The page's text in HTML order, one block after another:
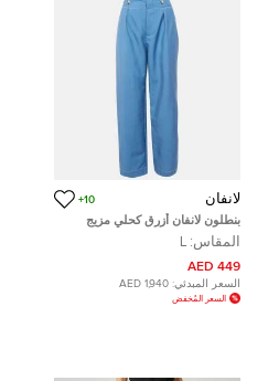
لانفان 10+
بنطلون لانفان أزرق كحلي مزيج
موهير مستقيم الساق كبير
المقاس: L
449 AED
السعر المبدئي: 1,940 AED
السعر المُخفض